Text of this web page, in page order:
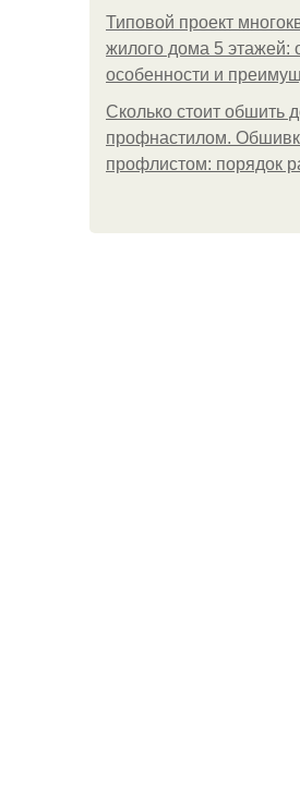
Типовой проект
жилого дома 5 этажей:
особенности и
Сколько стоит обшить
профнастилом.
профлистом: порядок